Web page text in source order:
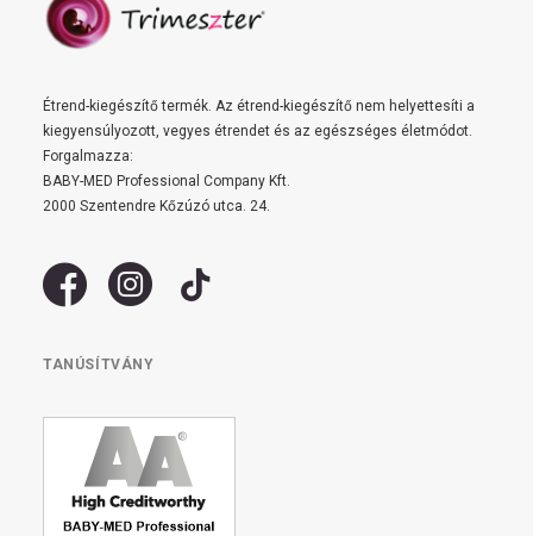
Étrend-kiegészítő termék. Az étrend-kiegészítő nem helyettesíti a
kiegyensúlyozott, vegyes étrendet és az egészséges életmódot.
Forgalmazza:
BABY-MED Professional Company Kft.
2000 Szentendre Kőzúzó utca. 24.
TANÚSÍTVÁNY